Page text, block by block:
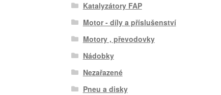
Katalyzátory FAP
Motor - díly a příslušenství
Motory , převodovky
Nádobky
Nezařazené
Pneu a disky